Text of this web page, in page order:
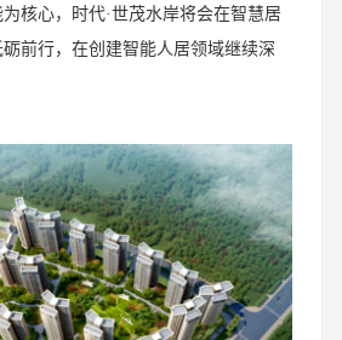
核心，时代·世茂水岸将会在智慧居
前行，在创建智能人居领域继续深